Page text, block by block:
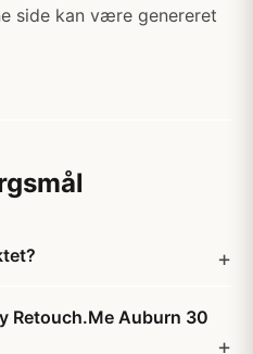
side kan være genereret
Retouch.Me Auburn 30